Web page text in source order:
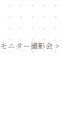
モニター撮影会